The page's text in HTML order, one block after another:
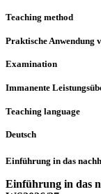
Teaching method
Praktische Anwendung
Examination
Immanente
Teaching language
Deutsch
Einführung in das
Einführung in das